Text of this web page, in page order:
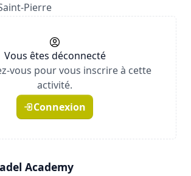
Pierre
Vous êtes déconnecté
vous pour vous inscrire à cette
activité.
Connexion
Academy